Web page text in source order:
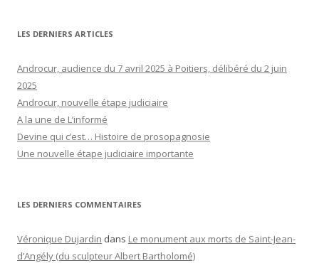
LES DERNIERS ARTICLES
Androcur, audience du 7 avril 2025 à Poitiers, délibéré du 2 juin
2025
Androcur, nouvelle étape judiciaire
A la une de L’informé
Devine qui c’est… Histoire de prosopagnosie
Une nouvelle étape judiciaire importante
LES DERNIERS COMMENTAIRES
Véronique Dujardin dans Le monument aux morts de Saint-Jean-
d’Angély (du sculpteur Albert Bartholomé)